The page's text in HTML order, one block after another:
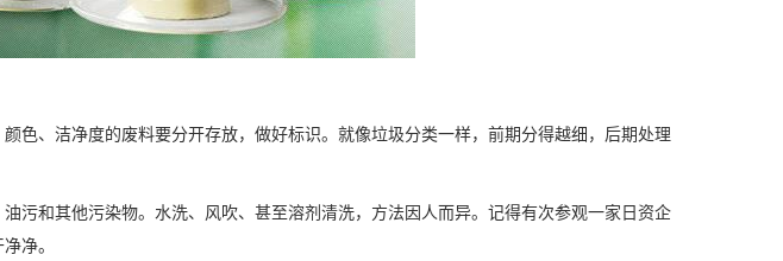
色、洁净度的废料要分开存放，做好标识。就像垃圾分类一样，前期分得越细，后期处理
污和其他污染物。水洗、风吹、甚至溶剂清洗，方法因人而异。记得有次参观一家日资企
净。